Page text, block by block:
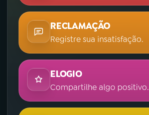
RECLAMAÇÃO
Registre sua insatisfação.
ELOGIO
Compartilhe algo positivo.